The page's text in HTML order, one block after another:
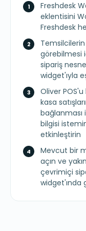
Freshdesk
eklentisini
Freshdesk
görebilmesi
sipariş
widget'ıyla
Oliver
kasa
bilgisi
etkinleştirin
Mevcut bir
açın ve
çevrimiçi
widget'ında